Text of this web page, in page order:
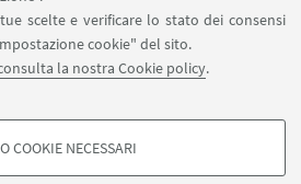
scelte e verificare lo stato dei consensi
cookie" del sito.
la nostra Cookie policy.
- FACOLTATIVI
COOKIE NECESSARI
APP: